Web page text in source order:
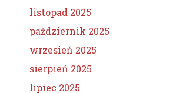
listopad 2025
październik 2025
wrzesień 2025
sierpień 2025
lipiec 2025